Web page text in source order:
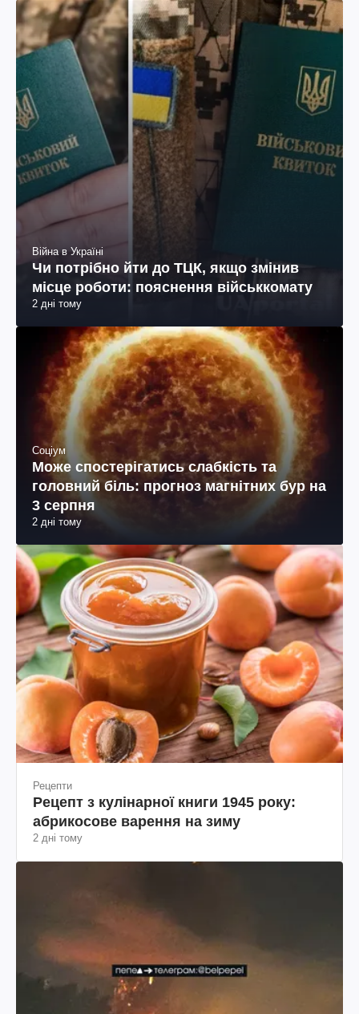
Війна в Україні
Чи потрібно йти до ТЦК, якщо змінив
місце роботи: пояснення військкомату
2 дні тому
Соціум
Може спостерігатись слабкість та
головний біль: прогноз магнітних бур на
3 серпня
2 дні тому
Рецепти
Рецепт з кулінарної книги 1945 року:
абрикосове варення на зиму
2 дні тому